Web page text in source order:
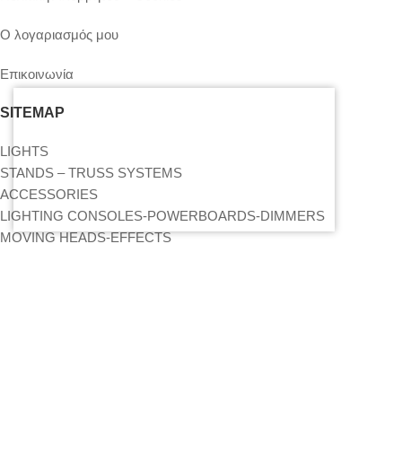
Ο λογαριασμός μου
Επικοινωνία
SITEMAP
LIGHTS
STANDS – TRUSS SYSTEMS
ACCESSORIES
LIGHTING CONSOLES-POWERBOARDS-DIMMERS
MOVING HEADS-EFFECTS